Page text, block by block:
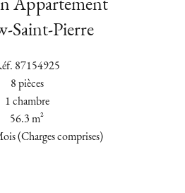
Appartement
Saint-Pierre
87154925
8 pièces
1 chambre
56.3 m²
(Charges comprises)